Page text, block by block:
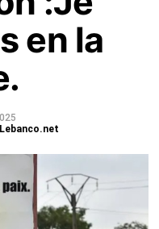
en la
Lebanco.net